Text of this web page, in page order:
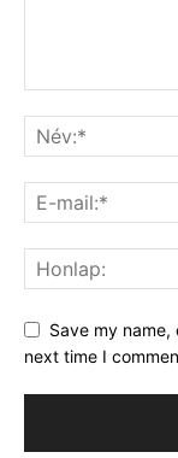
Save my
next time I